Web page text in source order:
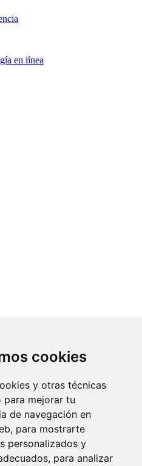
cookies
y otras técnicas
para mejorar tu
de navegación en
para mostrarte
personalizados y
para analizar
en línea
119-129, 08035 Barcelona